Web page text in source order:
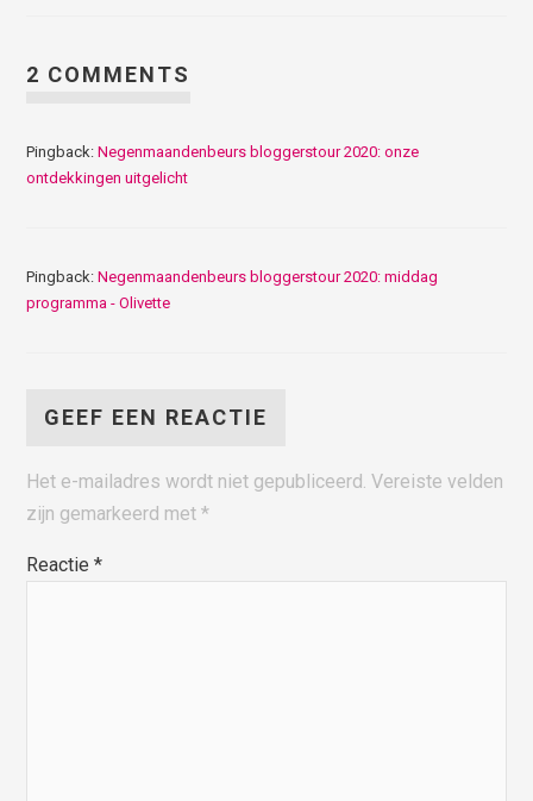
2 COMMENTS
Pingback:Negenmaandenbeurs bloggerstour 2020: onze
ontdekkingen uitgelicht
Pingback:Negenmaandenbeurs bloggerstour 2020: middag
programma - Olivette
GEEF EEN REACTIE
Het e-mailadres wordt niet gepubliceerd. Vereiste velden
zijn gemarkeerd met*
Reactie*